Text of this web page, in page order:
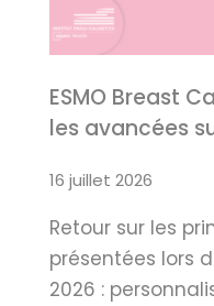
ESMO Breast
les avancées
16 juillet 2026
Retour sur les
présentées lors
2026 :